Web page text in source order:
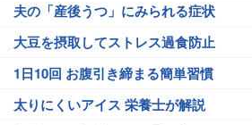
夫の「産後うつ」にみられる症状
大豆を摂取してストレス過食防止
1日10回 お腹引き締まる簡単習慣
太りにくいアイス 栄養士が解説